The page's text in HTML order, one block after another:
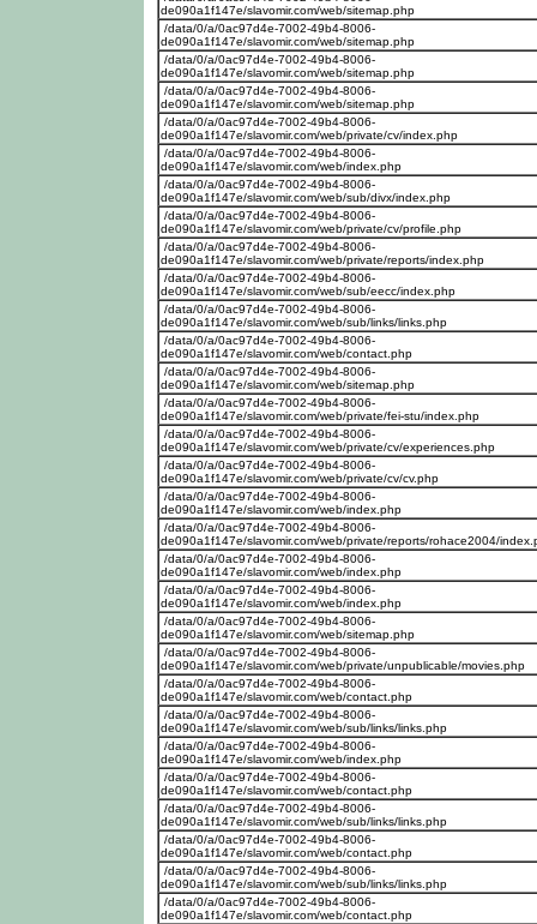
de090a1f147e/slavomir.com/web/sitemap.php
/data/0/a/0ac97d4e-7002-49b4-8006-
de090a1f147e/slavomir.com/web/sitemap.php
/data/0/a/0ac97d4e-7002-49b4-8006-
de090a1f147e/slavomir.com/web/sitemap.php
/data/0/a/0ac97d4e-7002-49b4-8006-
de090a1f147e/slavomir.com/web/sitemap.php
/data/0/a/0ac97d4e-7002-49b4-8006-
de090a1f147e/slavomir.com/web/private/cv/index.php
/data/0/a/0ac97d4e-7002-49b4-8006-
de090a1f147e/slavomir.com/web/index.php
/data/0/a/0ac97d4e-7002-49b4-8006-
de090a1f147e/slavomir.com/web/sub/divx/index.php
/data/0/a/0ac97d4e-7002-49b4-8006-
de090a1f147e/slavomir.com/web/private/cv/profile.php
/data/0/a/0ac97d4e-7002-49b4-8006-
de090a1f147e/slavomir.com/web/private/reports/index.php
/data/0/a/0ac97d4e-7002-49b4-8006-
de090a1f147e/slavomir.com/web/sub/eecc/index.php
/data/0/a/0ac97d4e-7002-49b4-8006-
de090a1f147e/slavomir.com/web/sub/links/links.php
/data/0/a/0ac97d4e-7002-49b4-8006-
de090a1f147e/slavomir.com/web/contact.php
/data/0/a/0ac97d4e-7002-49b4-8006-
de090a1f147e/slavomir.com/web/sitemap.php
/data/0/a/0ac97d4e-7002-49b4-8006-
de090a1f147e/slavomir.com/web/private/fei-stu/index.php
/data/0/a/0ac97d4e-7002-49b4-8006-
de090a1f147e/slavomir.com/web/private/cv/experiences.php
/data/0/a/0ac97d4e-7002-49b4-8006-
de090a1f147e/slavomir.com/web/private/cv/cv.php
/data/0/a/0ac97d4e-7002-49b4-8006-
de090a1f147e/slavomir.com/web/index.php
/data/0/a/0ac97d4e-7002-49b4-8006-
de090a1f147e/slavomir.com/web/private/reports/rohace2004/
/data/0/a/0ac97d4e-7002-49b4-8006-
de090a1f147e/slavomir.com/web/index.php
/data/0/a/0ac97d4e-7002-49b4-8006-
de090a1f147e/slavomir.com/web/index.php
/data/0/a/0ac97d4e-7002-49b4-8006-
de090a1f147e/slavomir.com/web/sitemap.php
/data/0/a/0ac97d4e-7002-49b4-8006-
de090a1f147e/slavomir.com/web/private/unpublicable/movies.php
/data/0/a/0ac97d4e-7002-49b4-8006-
de090a1f147e/slavomir.com/web/contact.php
/data/0/a/0ac97d4e-7002-49b4-8006-
de090a1f147e/slavomir.com/web/sub/links/links.php
/data/0/a/0ac97d4e-7002-49b4-8006-
de090a1f147e/slavomir.com/web/index.php
/data/0/a/0ac97d4e-7002-49b4-8006-
de090a1f147e/slavomir.com/web/contact.php
/data/0/a/0ac97d4e-7002-49b4-8006-
de090a1f147e/slavomir.com/web/sub/links/links.php
/data/0/a/0ac97d4e-7002-49b4-8006-
de090a1f147e/slavomir.com/web/contact.php
/data/0/a/0ac97d4e-7002-49b4-8006-
de090a1f147e/slavomir.com/web/sub/links/links.php
/data/0/a/0ac97d4e-7002-49b4-8006-
de090a1f147e/slavomir.com/web/contact.php